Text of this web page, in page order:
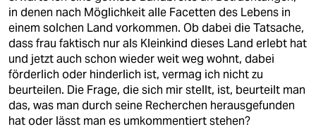
in denen nach Möglichkeit alle Facetten des Lebens in
einem solchen Land vorkommen. Ob dabei die Tatsache,
dass frau faktisch nur als Kleinkind dieses Land erlebt hat
und jetzt auch schon wieder weit weg wohnt, dabei
förderlich oder hinderlich ist, vermag ich nicht zu
beurteilen. Die Frage, die sich mir stellt, ist, beurteilt man
das, was man durch seine Recherchen herausgefunden
hat oder lässt man es umkommentiert stehen?